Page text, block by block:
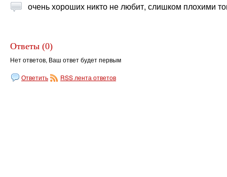
очень хороших никто не любит, слишком плохими
Ответы (0)
Нет ответов, Ваш ответ будет первым
Ответить RSS лента ответов